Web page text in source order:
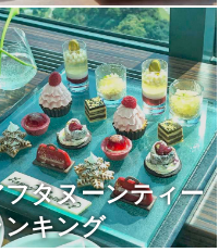
フタヌーンティー
ンキング